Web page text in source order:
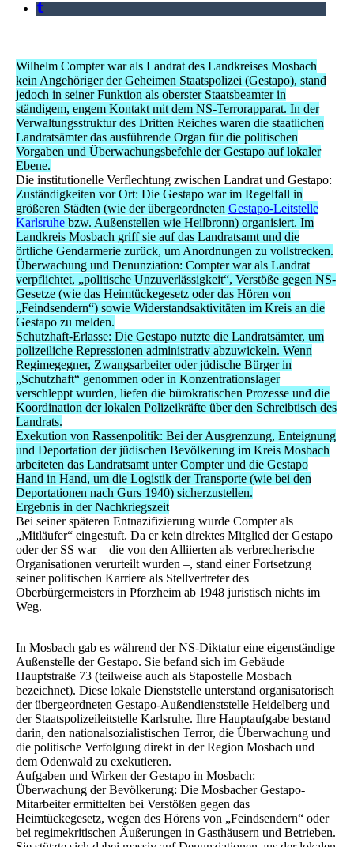
Wilhelm Compter war als Landrat des Landkreises Mosbach
kein Angehöriger der Geheimen Staatspolizei (Gestapo), stand
jedoch in seiner Funktion als oberster Staatsbeamter in
ständigem, engem Kontakt mit dem NS-Terrorapparat. In der
Verwaltungsstruktur des Dritten Reiches waren die staatlichen
Landratsämter das ausführende Organ für die politischen
Vorgaben und Überwachungsbefehle der Gestapo auf lokaler
Ebene.
Die institutionelle Verflechtung zwischen Landrat und Gestapo:
Zuständigkeiten vor Ort: Die Gestapo war im Regelfall in
größeren Städten (wie der übergeordneten Gestapo-Leitstelle
Karlsruhe bzw. Außenstellen wie Heilbronn) organisiert. Im
Landkreis Mosbach griff sie auf das Landratsamt und die
örtliche Gendarmerie zurück, um Anordnungen zu vollstrecken.
Überwachung und Denunziation: Compter war als Landrat
verpflichtet, „politische Unzuverlässigkeit“, Verstöße gegen NS-
Gesetze (wie das Heimtückegesetz oder das Hören von
„Feindsendern“) sowie Widerstandsaktivitäten im Kreis an die
Gestapo zu melden.
Schutzhaft-Erlasse: Die Gestapo nutzte die Landratsämter, um
polizeiliche Repressionen administrativ abzuwickeln. Wenn
Regimegegner, Zwangsarbeiter oder jüdische Bürger in
„Schutzhaft“ genommen oder in Konzentrationslager
verschleppt wurden, liefen die bürokratischen Prozesse und die
Koordination der lokalen Polizeikräfte über den Schreibtisch des
Landrats.
Exekution von Rassenpolitik: Bei der Ausgrenzung, Enteignung
und Deportation der jüdischen Bevölkerung im Kreis Mosbach
arbeiteten das Landratsamt unter Compter und die Gestapo
Hand in Hand, um die Logistik der Transporte (wie bei den
Deportationen nach Gurs 1940) sicherzustellen.
Ergebnis in der Nachkriegszeit
Bei seiner späteren Entnazifizierung wurde Compter als
„Mitläufer“ eingestuft. Da er kein direktes Mitglied der Gestapo
oder der SS war – die von den Alliierten als verbrecherische
Organisationen verurteilt wurden –, stand einer Fortsetzung
seiner politischen Karriere als Stellvertreter des
Oberbürgermeisters in Pforzheim ab 1948 juristisch nichts im
Weg.
In Mosbach gab es während der NS-Diktatur eine eigenständige
Außenstelle der Gestapo. Sie befand sich im Gebäude
Hauptstraße 73 (teilweise auch als Stapostelle Mosbach
bezeichnet). Diese lokale Dienststelle unterstand organisatorisch
der übergeordneten Gestapo-Außendienststelle Heidelberg und
der Staatspolizeileitstelle Karlsruhe. Ihre Hauptaufgabe bestand
darin, den nationalsozialistischen Terror, die Überwachung und
die politische Verfolgung direkt in der Region Mosbach und
dem Odenwald zu exekutieren.
Aufgaben und Wirken der Gestapo in Mosbach:
Überwachung der Bevölkerung: Die Mosbacher Gestapo-
Mitarbeiter ermittelten bei Verstößen gegen das
Heimtückegesetz, wegen des Hörens von „Feindsendern“ oder
bei regimekritischen Äußerungen in Gasthäusern und Betrieben.